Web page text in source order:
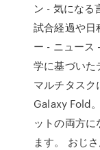
ン - 気になる
試合経過や日
ー - ニュース
学に基づいた
マルチタスク
Galaxy Fold
ットの両方に
ます。 おじ